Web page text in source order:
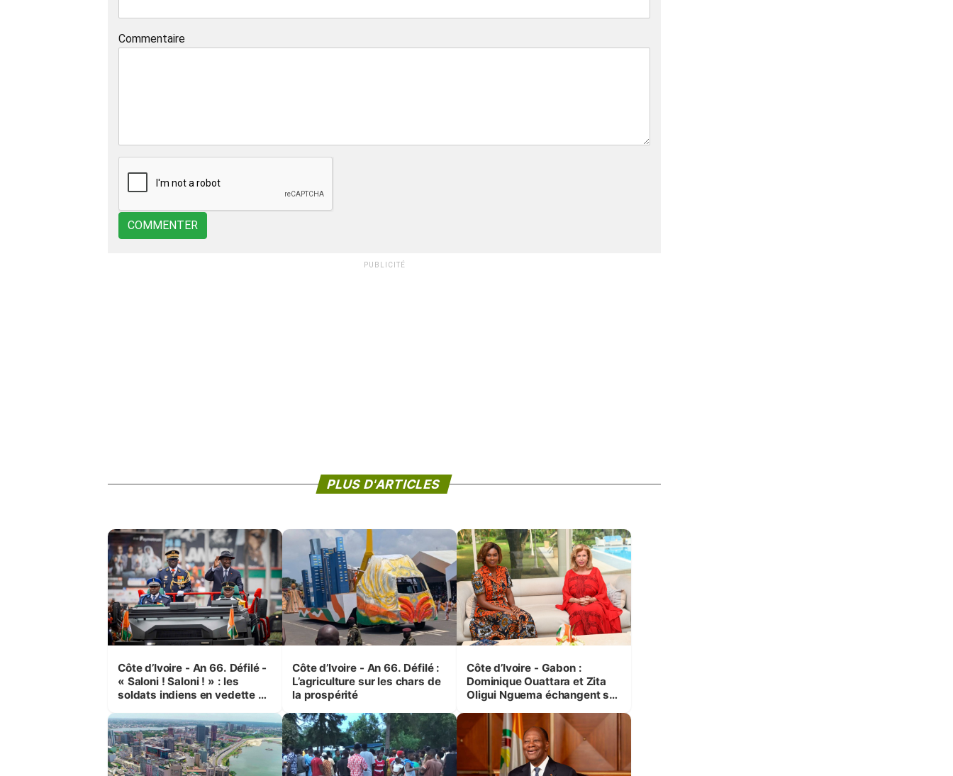
Commentaire
COMMENTER
PUBLICITÉ
PLUS D'ARTICLES
Côte d’Ivoire - An 66. Défilé -
« Saloni ! Saloni ! » : les
soldats indiens en vedette à
Côte d’Ivoire - An 66. Défilé :
L’agriculture sur les chars de
la prospérité
Côte d’Ivoire - Gabon :
Dominique Ouattara et Zita
Oligui Nguema échangent sur
femmes et des enfants